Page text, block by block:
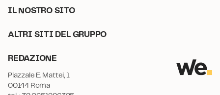
IL NOSTRO SITO
ALTRI SITI DEL GRUPPO
REDAZIONE
Piazzale E. Mattei, 1
00144 Roma